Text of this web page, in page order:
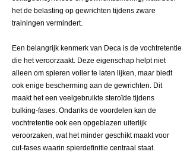
het de belasting op gewrichten tijdens zware
trainingen vermindert.
Een belangrijk kenmerk van Deca is de vochtretentie
die het veroorzaakt. Deze eigenschap helpt niet
alleen om spieren voller te laten lijken, maar biedt
ook enige bescherming aan de gewrichten. Dit
maakt het een veelgebruikte steroïde tijdens
bulking-fases. Ondanks de voordelen kan de
vochtretentie ook een opgeblazen uiterlijk
veroorzaken, wat het minder geschikt maakt voor
cut-fases waarin spierdefinitie centraal staat.